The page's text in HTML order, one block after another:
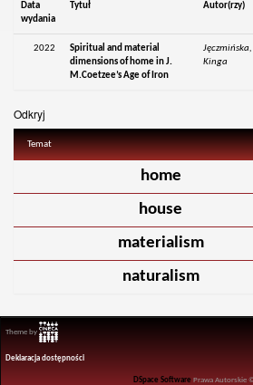
Data
wydania
Tytuł Autor(rzy)
2022
Spiritual and material
dimensions of home in J.
M.Coetzee’s Age of Iron
Jęczmińska,
Kinga
Odkryj
Temat
home
house
materialism
naturalism
Theme by
Deklaracja dostępności
DSpace Software Prawa Autorskie